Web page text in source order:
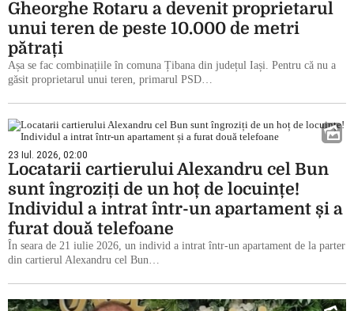
Gheorghe Rotaru a devenit proprietarul
unui teren de peste 10.000 de metri
pătrați
Așa se fac combinațiile în comuna Țibana din județul Iași. Pentru că nu a
găsit proprietarul unui teren, primarul PSD…
23 Iul. 2026, 02:00
Locatarii cartierului Alexandru cel Bun
sunt îngroziți de un hoț de locuințe!
Individul a intrat într-un apartament și a
furat două telefoane
În seara de 21 iulie 2026, un individ a intrat într-un apartament de la parter
din cartierul Alexandru cel Bun…